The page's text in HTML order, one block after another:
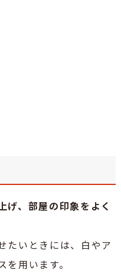
げ、部屋の印象をよく
たいときには、白やア
用います。